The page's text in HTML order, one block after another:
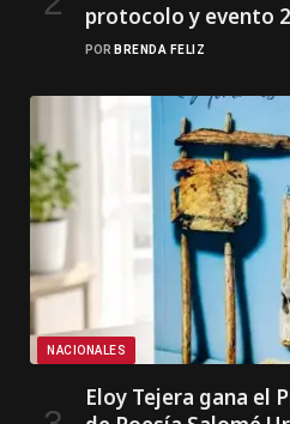
protocolo y evento
POR BRENDA FELIZ
NACIONALES
Eloy Tejera gana el